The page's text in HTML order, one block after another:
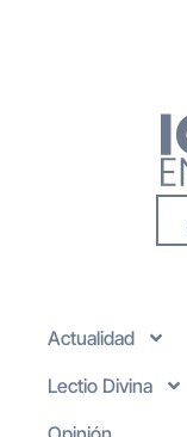
Actualidad
Lectio Divina